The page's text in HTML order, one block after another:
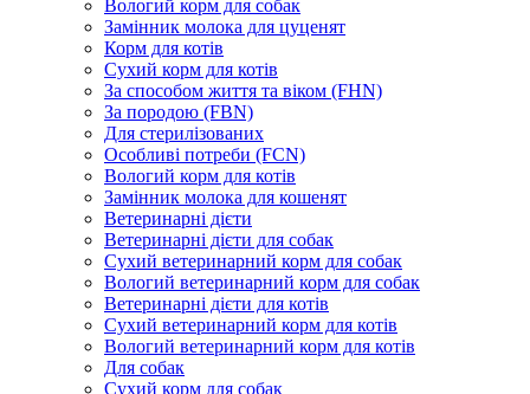
Вологий корм для собак
Замінник молока для цуценят
Корм для котів
Сухий корм для котів
За способом життя та віком (FHN)
За породою (FBN)
Для стерилізованих
Особливі потреби (FCN)
Вологий корм для котів
Замінник молока для кошенят
Ветеринарні дієти
Ветеринарні дієти для собак
Сухий ветеринарний корм для собак
Вологий ветеринарний корм для собак
Ветеринарні дієти для котів
Сухий ветеринарний корм для котів
Вологий ветеринарний корм для котів
Для собак
Сухий корм для собак